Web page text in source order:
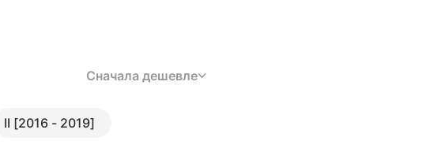
Сначала дешевле
II [2016 - 2019]